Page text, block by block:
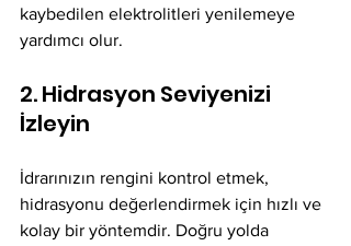
kaybedilen elektrolitleri yenilemeye
yardımcı olur.
2. Hidrasyon Seviyenizi
İzleyin
İdrarınızın rengini kontrol etmek,
hidrasyonu değerlendirmek için hızlı ve
kolay bir yöntemdir. Doğru yolda